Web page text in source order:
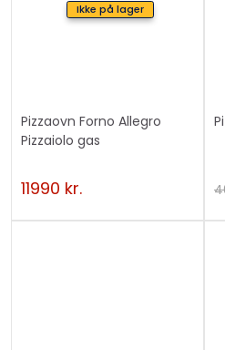
Ikke på lager
Pizzaovn Forno Allegro
Pizzaiolo gas
11990 kr.